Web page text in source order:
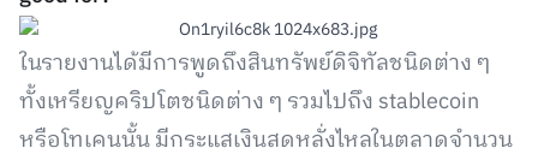
ในรายงานได้มีการพูดถึงสินทรัพย์ดิจิทัลชนิดต่าง ๆ
ทั้งเหรียญคริปโตชนิดต่าง ๆ รวมไปถึง stablecoin
หรือโทเคนนั้น มีกระแสเงินสดหลั่งไหลในตลาดจำนวน